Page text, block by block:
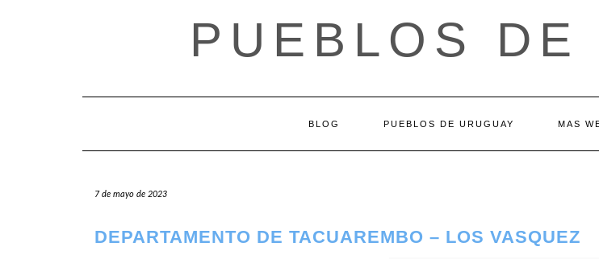
PUEBLOS DE
BLOG PUEBLOS DE URUGUAY MAS
7 de mayo de 2023
DEPARTAMENTO DE TACUAREMBO – LOS VASQUEZ